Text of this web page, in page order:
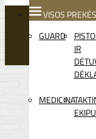
VISOS PREKĖS
GUARD
IR
MEDICINA